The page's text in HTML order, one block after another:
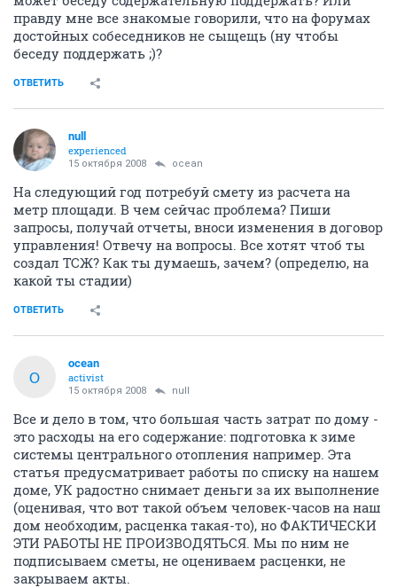
правду мне все знакомые говорили, что на форумах
достойных собеседников не сыщещь (ну чтобы
беседу поддержать ;)?
ОТВЕТИТЬ
null
experienced
15 октября 2008 ocean
На следующий год потребуй смету из расчета на
метр площади. В чем сейчас проблема? Пиши
запросы, получай отчеты, вноси изменения в договор
управления! Отвечу на вопросы. Все хотят чтоб ты
создал ТСЖ? Как ты думаешь, зачем? (определю, на
какой ты стадии)
ОТВЕТИТЬ
O
ocean
activist
15 октября 2008 null
Все и дело в том, что большая часть затрат по дому -
это расходы на его содержание: подготовка к зиме
системы центрального отопления например. Эта
статья предусматривает работы по списку на нашем
доме, УК радостно снимает деньги за их выполнение
(оценивая, что вот такой объем человек-часов на наш
дом необходим, расценка такая-то), но ФАКТИЧЕСКИ
ЭТИ РАБОТЫ НЕ ПРОИЗВОДЯТЬСЯ. Мы по ним не
подписываем сметы, не оцениваем расценки, не
закрываем акты.